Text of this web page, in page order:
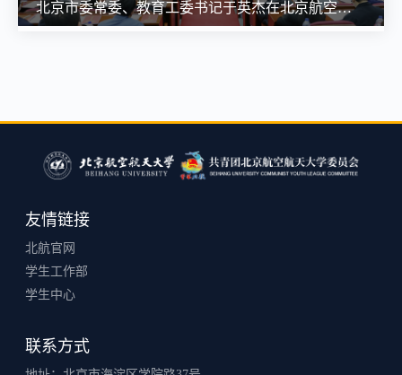
北京市委常委、教育工委书记于英杰在北京航空航天大学宣讲党的二十届四中全会精神
友情链接
北航官网
学生工作部
学生中心
联系方式